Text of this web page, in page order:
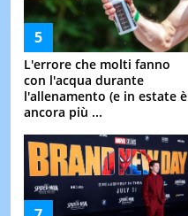
L'errore che molti fanno
con l'acqua durante
l'allenamento (e in estate è
ancora più ...